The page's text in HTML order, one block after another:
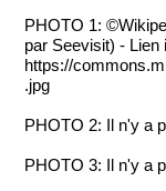
PHOTO 1:
par Seevisit) - Lien
https://
.jpg
PHOTO 2: Il n'y a
PHOTO 3: Il n'y a